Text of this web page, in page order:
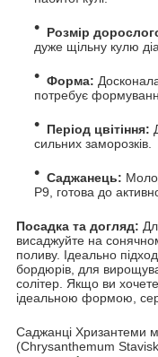
Розмір
дуже щільну кулю
Форма:
потребує
Період цвітіння:
сильних заморозків.
Саджанець:
Р9, готова до
Посадка та догляд:
висаджуйте на
поливу. Ідеально
бордюрів, для
солітер. Якщо ви
ідеальною формою,
Саджанці Хризантеми
(Chrysanthеmum